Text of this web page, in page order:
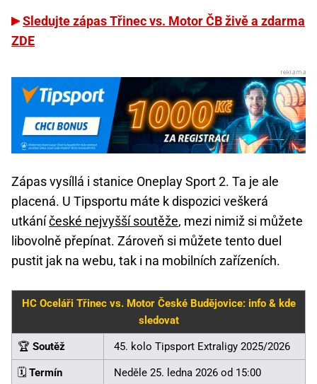
Sledujte zápas Třinec vs. Motor ČB živě a zdarma
ZDE
Zápas vysíllá i stanice Oneplay Sport 2. Ta je ale
placená. U Tipsportu máte k dispozici veškerá
utkáníčeské nejvyšší soutěže, mezi nimiž si můžete
libovolně přepínat. Zároveň si můžete tento duel
pustit jak na webu, tak i na mobilních zařízeních.
HC Oceláři Třinec vs. Motor České Budějovice: info & kde
sledovat
🏆 Soutěž 45. kolo Tipsport Extraligy 2025/2026
🗓️ Termín Neděle 25. ledna 2026 od 15:00